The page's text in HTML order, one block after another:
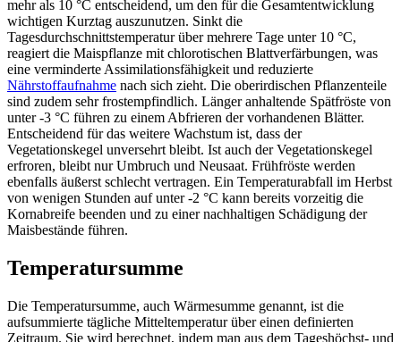
mehr als 10 °C entscheidend, um den für die Gesamtentwicklung
wichtigen Kurztag auszunutzen. Sinkt die
Tagesdurchschnittstemperatur über mehrere Tage unter 10 °C,
reagiert die Maispflanze mit chlorotischen Blattverfärbungen, was
eine verminderte Assimilationsfähigkeit und reduzierte
Nährstoffaufnahme nach sich zieht. Die oberirdischen Pflanzenteile
sind zudem sehr frostempfindlich. Länger anhaltende Spätfröste von
unter -3 °C führen zu einem Abfrieren der vorhandenen Blätter.
Entscheidend für das weitere Wachstum ist, dass der
Vegetationskegel unversehrt bleibt. Ist auch der Vegetationskegel
erfroren, bleibt nur Umbruch und Neusaat. Frühfröste werden
ebenfalls äußerst schlecht vertragen. Ein Temperaturabfall im Herbst
von wenigen Stunden auf unter -2 °C kann bereits vorzeitig die
Kornabreife beenden und zu einer nachhaltigen Schädigung der
Maisbestände führen.
Temperatursumme
Die Temperatursumme, auch Wärmesumme genannt, ist die
aufsummierte tägliche Mitteltemperatur über einen definierten
Zeitraum. Sie wird berechnet, indem man aus dem Tageshöchst- und